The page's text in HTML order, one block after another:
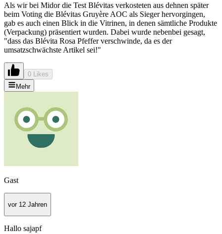
Als wir bei Midor die Test Blévitas verkosteten aus dehnen später
beim Voting die Blévitas Gruyère AOC als Sieger hervorgingen,
gab es auch einen Blick in die Vitrinen, in denen sämtliche Produkte
(Verpackung) präsentiert wurden. Dabei wurde nebenbei gesagt,
"dass das Blévita Rosa Pfeffer verschwinde, da es der
umsatzschwächste Artikel sei!"
0 Likes
Mehr
Gast
vor 12 Jahren
Hallo sajapf